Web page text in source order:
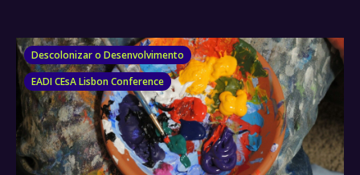
Descolonizar o Desenvolvimento
EADI CEsA Lisbon Conference